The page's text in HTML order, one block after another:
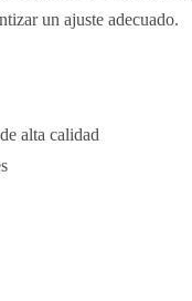
un ajuste adecuado.
alta calidad